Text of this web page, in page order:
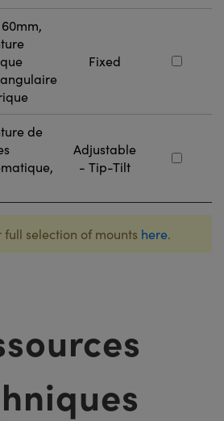
Fixed
de
Adjustable
- Tip-Tilt
full selection of mounts here.